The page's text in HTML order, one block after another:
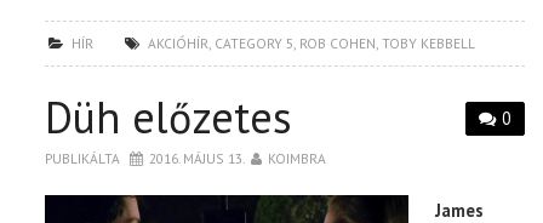
HÍR AKCIÓHÍR, CATEGORY 5, ROB COHEN,TOBY KEBBELL
0
Düh előzetes
PUBLIKÁLTA 2016. MÁJUS 13. KOIMBRA
James